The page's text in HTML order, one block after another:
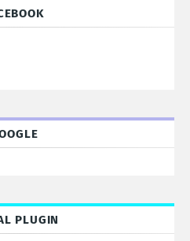
PLUGIN